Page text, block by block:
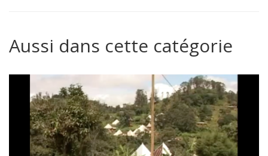
Aussi dans cette catégorie